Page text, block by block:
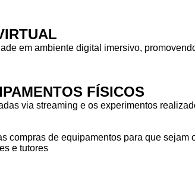
em ambiente digital imersivo,
FÍSICOS
via streaming e os experimentos
compras de equipamentos para que
e tutores